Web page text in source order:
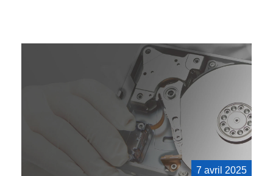
7 avril 2025